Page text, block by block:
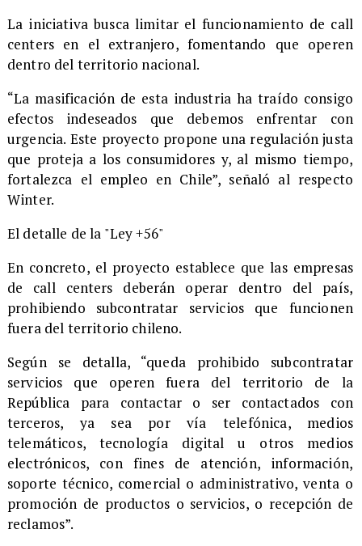
La iniciativabusca limitar el funcionamiento de call
centers en el extranjero, fomentando que operen
dentro del territorio nacional.
​“La masificación de esta industria ha traído consigo
efectos indeseados que debemos enfrentar con
urgencia. Este proyecto propone una regulación justa
que proteja a los consumidores y, al mismo tiempo,
fortalezca el empleo en Chile”, señaló al respecto
Winter.
El detalle de la "Ley +56"
En concreto, el proyecto establece que las empresas
de call centers deberán operar dentro del país,
prohibiendo subcontratar servicios que funcionen
fuera del territorio chileno.
Según se detalla, “queda prohibido subcontratar
servicios que operen fuera del territorio de la
República para contactar o ser contactados con
terceros, ya sea por vía telefónica, medios
telemáticos, tecnología digital u otros medios
electrónicos, con fines de atención, información,
soporte técnico, comercial o administrativo, venta o
promoción de productos o servicios, o recepción de
reclamos”.